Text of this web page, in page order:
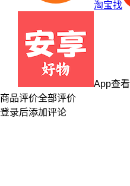
淘宝找
App查看
商品评价全部评价
登录后添加评论